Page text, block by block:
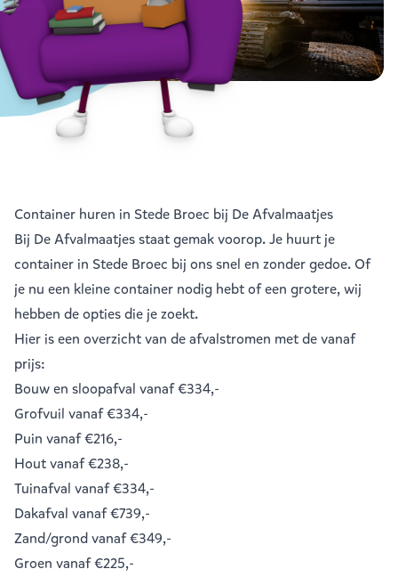
Container huren in Stede Broec bij De Afvalmaatjes
Bij De Afvalmaatjes staat gemak voorop. Je huurt je
container in Stede Broec bij ons snel en zonder gedoe. Of
je nu een kleine container nodig hebt of een grotere, wij
hebben de opties die je zoekt.
Hier is een overzicht van de afvalstromen met de vanaf
prijs:
Bouw en sloopafval vanaf €334,-
Grofvuil vanaf €334,-
Puin vanaf €216,-
Houtvanaf €238,-
Tuinafval vanaf €334,-
Dakafval vanaf €739,-
Zand/grondvanaf €349,-
Groen vanaf €225,-